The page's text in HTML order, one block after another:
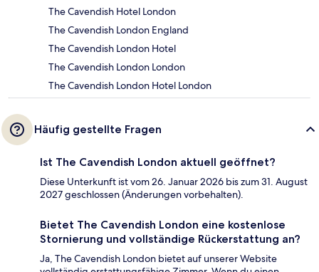
The Cavendish Hotel London
The Cavendish London England
The Cavendish London Hotel
The Cavendish London London
The Cavendish London Hotel London
Häufig gestellte Fragen
Ist The Cavendish London aktuell geöffnet?
Diese Unterkunft ist vom 26. Januar 2026 bis zum 31. August
2027 geschlossen (Änderungen vorbehalten).
Bietet The Cavendish London eine kostenlose
Stornierung und vollständige Rückerstattung an?
Ja, The Cavendish London bietet auf unserer Website